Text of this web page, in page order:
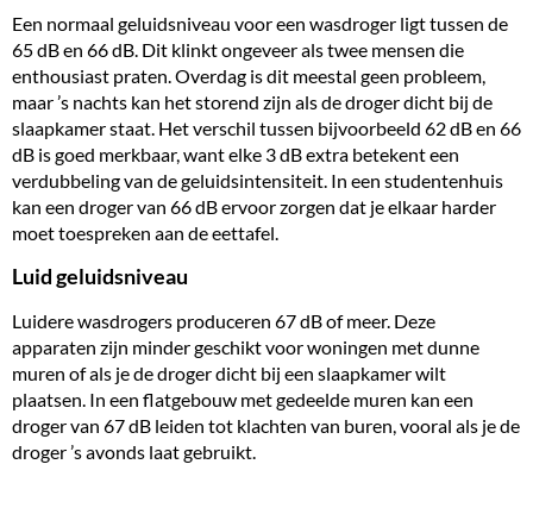
Een normaal geluidsniveau voor een wasdroger ligt tussen de
65 dB en 66 dB. Dit klinkt ongeveer als twee mensen die
enthousiast praten. Overdag is dit meestal geen probleem,
maar ’s nachts kan het storend zijn als de droger dicht bij de
slaapkamer staat. Het verschil tussen bijvoorbeeld 62 dB en 66
dB is goed merkbaar, want elke 3 dB extra betekent een
verdubbeling van de geluidsintensiteit. In een studentenhuis
kan een droger van 66 dB ervoor zorgen dat je elkaar harder
moet toespreken aan de eettafel.
Luid geluidsniveau
Luidere wasdrogers produceren 67 dB of meer. Deze
apparaten zijn minder geschikt voor woningen met dunne
muren of als je de droger dicht bij een slaapkamer wilt
plaatsen. In een flatgebouw met gedeelde muren kan een
droger van 67 dB leiden tot klachten van buren, vooral als je de
droger ’s avonds laat gebruikt.